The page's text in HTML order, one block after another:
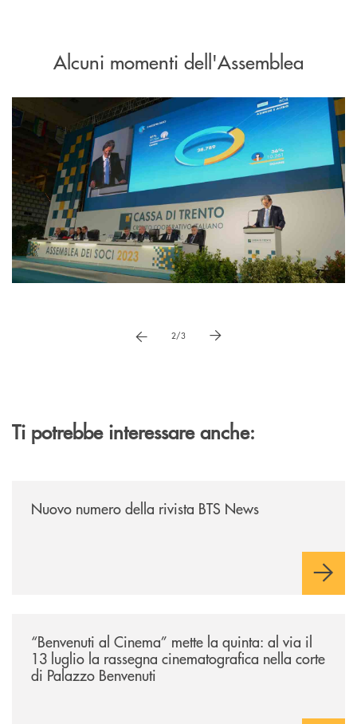
Alcuni momenti dell'Assemblea
vai a immagne precedente
2/3 vai a immagine successiva
Ti potrebbe interessare anche:
Nuovo numero della rivista BTS News
“Benvenuti al Cinema” mette la quinta: al via il
13 luglio la rassegna cinematografica nella corte
di Palazzo Benvenuti